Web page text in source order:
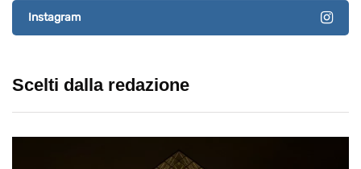
Instagram
Scelti dalla redazione